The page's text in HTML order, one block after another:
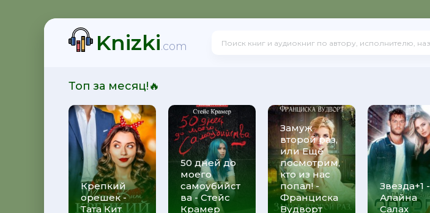
Knizki.com
Топ за месяц!🔥
Крепкий
орешек -
Тата Кит
50 дней до
моего
самоубийст
ва - Стейс
Крамер
Замуж
второй раз,
или Ещё
посмотрим,
кто из нас
попал! -
Франциска
Вудворт
Звезда+1 -
Алайна
Салах
Фирсов
- Александр Олегович Фирсов
Олегович Фирсов